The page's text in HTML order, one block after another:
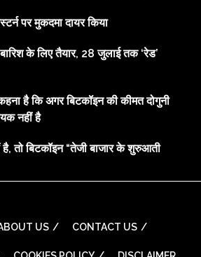
पर मुकदमा दायर किया
के लिए तैयार, 28 जुलाई तक ‘रेड’
है कि अगर बिटकॉइन की कीमत दोगुनी
नहीं है
तो बिटकॉइन “तेजी बाजार के शुरुआती
US CONTACT US